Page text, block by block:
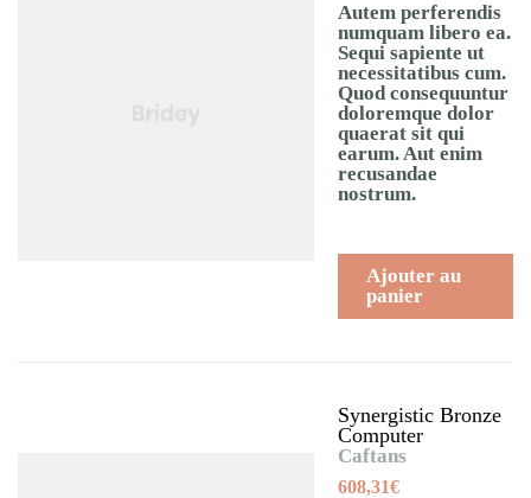
Autem perferendis
numquam libero ea.
Sequi sapiente ut
necessitatibus cum.
Quod consequuntur
doloremque dolor
quaerat sit qui
earum. Aut enim
recusandae
nostrum.
Ajouter au
panier
Synergistic Bronze
Computer
Caftans
608,31€